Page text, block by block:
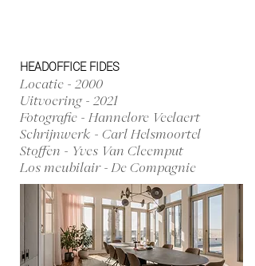
HEADOFFICE FIDES
Locatie - 2000
Uitvoering - 2021
Fotografie - Hannelore Veelaert
Schrijnwerk - Carl Helsmoortel
Stoffen - Yves Van Cleemput
Los meubilair - De Compagnie